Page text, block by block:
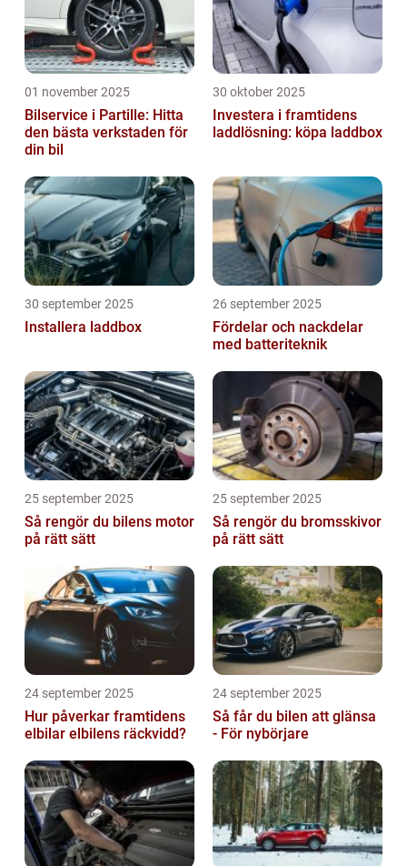
01 november 2025
Bilservice i Partille: Hitta
den bästa verkstaden för
din bil
30 oktober 2025
Investera i framtidens
laddlösning: köpa laddbox
30 september 2025
Installera laddbox
26 september 2025
Fördelar och nackdelar
med batteriteknik
25 september 2025
Så rengör du bilens motor
på rätt sätt
25 september 2025
Så rengör du bromsskivor
på rätt sätt
24 september 2025
Hur påverkar framtidens
elbilar elbilens räckvidd?
24 september 2025
Så får du bilen att glänsa
- För nybörjare